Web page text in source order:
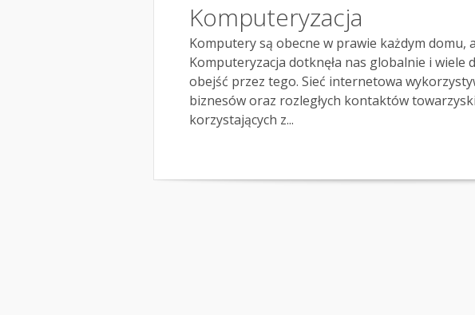
Komputeryzacja
Komputery są obecne w prawie każdym domu,
Komputeryzacja dotknęła nas globalnie i wiele
obejść przez tego. Sieć internetowa
biznesów oraz rozległych kontaktów
korzystających z...